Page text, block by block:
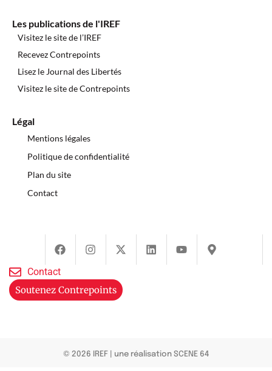
Les publications de l'IREF
Visitez le site de l’IREF
Recevez Contrepoints
Lisez le Journal des Libertés
Visitez le site de Contrepoints
Légal
Mentions légales
Politique de confidentialité
Plan du site
Contact
Contact
Soutenez Contrepoints
© 2026 IREF une réalisation SCENE 64